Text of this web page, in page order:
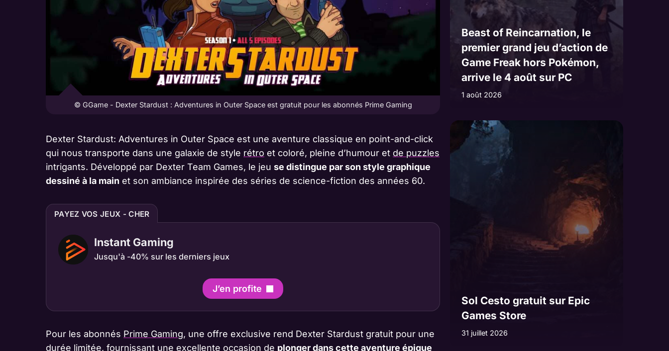
© GGame - Dexter Stardust : Adventures in Outer Space est gratuit pour les abonnés Prime Gaming
Dexter Stardust: Adventures in Outer Space est une aventure classique en point-and-click
qui nous transporte dans une galaxie de style rétro et coloré, pleine d’humour et de puzzles
intrigants. Développé par Dexter Team Games, le jeu se distingue par son style graphique
dessiné à la main et son ambiance inspirée des séries de science-fiction des années 60.
PAYEZ VOS JEUX - CHER
Instant Gaming
Jusqu'à -40% sur les derniers jeux
J’en profite
Pour les abonnés Prime Gaming, une offre exclusive rend Dexter Stardust gratuit pour une
durée limitée, fournissant une excellente occasion de plonger dans cette aventure épique
Beast of Reincarnation, le
premier grand jeu d’action de
Game Freak hors Pokémon,
arrive le 4 août sur PC
1 août 2026
Sol Cesto gratuit sur Epic
Games Store
31 juillet 2026